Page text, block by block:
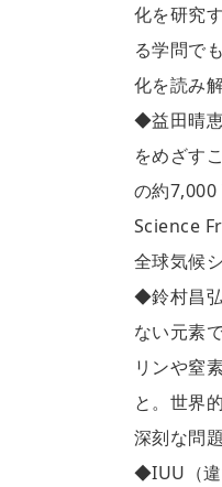
化を研究
る学問で
化を読み
◆益田晴
をめざす
の約7,000
Science
全球気候
◆鈴村昌
ない元素
リンや窒
と。世界
深刻な問
◆IUU（違